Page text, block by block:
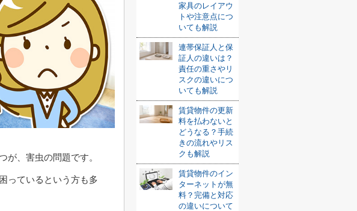
が、害虫の問題です。
っているという方も多
家具のレイアウ
トや注意点につ
いても解説
連帯保証人と保
証人の違いは？
責任の重さやリ
スクの違いにつ
いても解説
賃貸物件の更新
料を払わないと
どうなる？手続
きの流れやリス
クも解説
賃貸物件のイン
ターネットが無
料？完備と対応
の違いについて